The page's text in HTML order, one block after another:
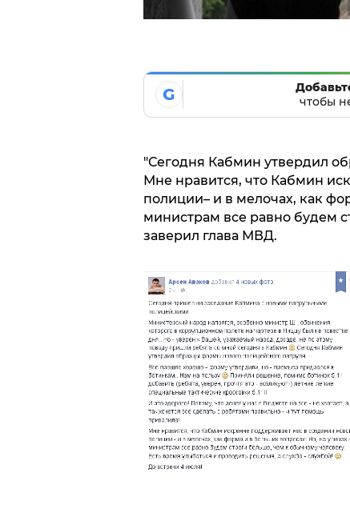
G
чтобы
"Сегодня Кабмин утвердил
Мне нравится, что Кабмин
полиции– и в мелочах, как
министрам все равно будем
заверил глава МВД.